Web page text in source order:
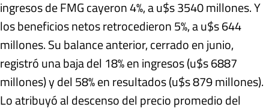
ingresos de FMG cayeron 4%, a u$s 3540 millones. Y
los beneficios netos retrocedieron 5%, a u$s 644
millones. Su balance anterior, cerrado en junio,
registró una baja del 18% en ingresos (u$s 6887
millones) y del 58% en resultados (u$s 879 millones).
Lo atribuyó al descenso del precio promedio del